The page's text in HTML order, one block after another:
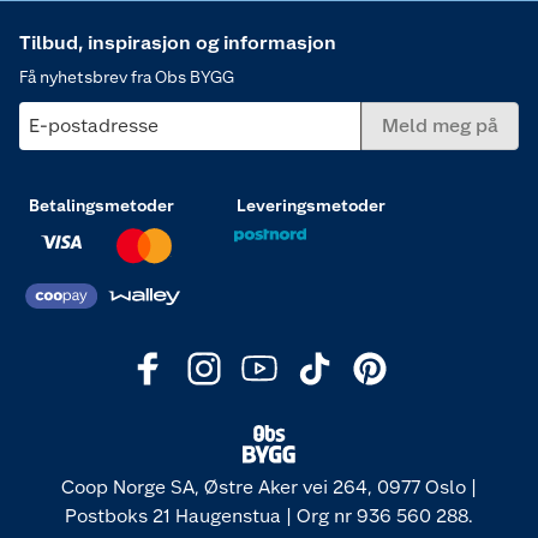
Tilbud, inspirasjon og informasjon
Få nyhetsbrev fra Obs BYGG
E-postadresse Meld meg på
Betalingsmetoder Leveringsmetoder
Coop Norge SA, Østre Aker vei 264, 0977 Oslo |
Postboks 21 Haugenstua | Org nr 936 560 288.